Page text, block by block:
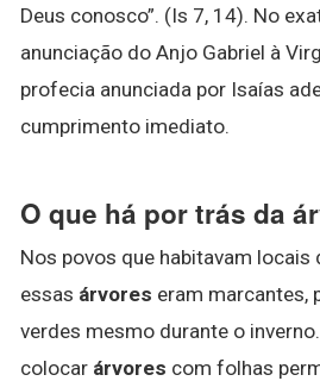
Deus conosco”. (Is 7, 14). No
anunciação do Anjo Gabriel à
profecia anunciada por Isaías
cumprimento imediato.
O que há por trás da
Nos povos que habitavam locais
essas árvores eram marcantes,
verdes mesmo durante o
colocar árvores com folhas